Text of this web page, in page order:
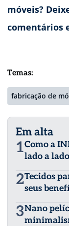
móveis?
comentários
Temas:
fabricação de
Em alta
1Como a
lado a
2Tecidos
seus
3Nano